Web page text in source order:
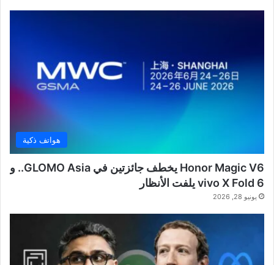
هواتف ذكية
Honor Magic V6 يخطف جائزتين في GLOMO Asia.. و
vivo X Fold 6 يلفت الأنظار
يونيو 28, 2026